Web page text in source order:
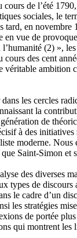
de l’été
sociales, le
tard, en novembre
vue de
(2) »,
des cent
véritable ambition
les cercles
la
de
à des initiatives
moderne.
Saint-Simon
des diverses
types de
le cadre d’un
les stratégies
de portée
qui montrent